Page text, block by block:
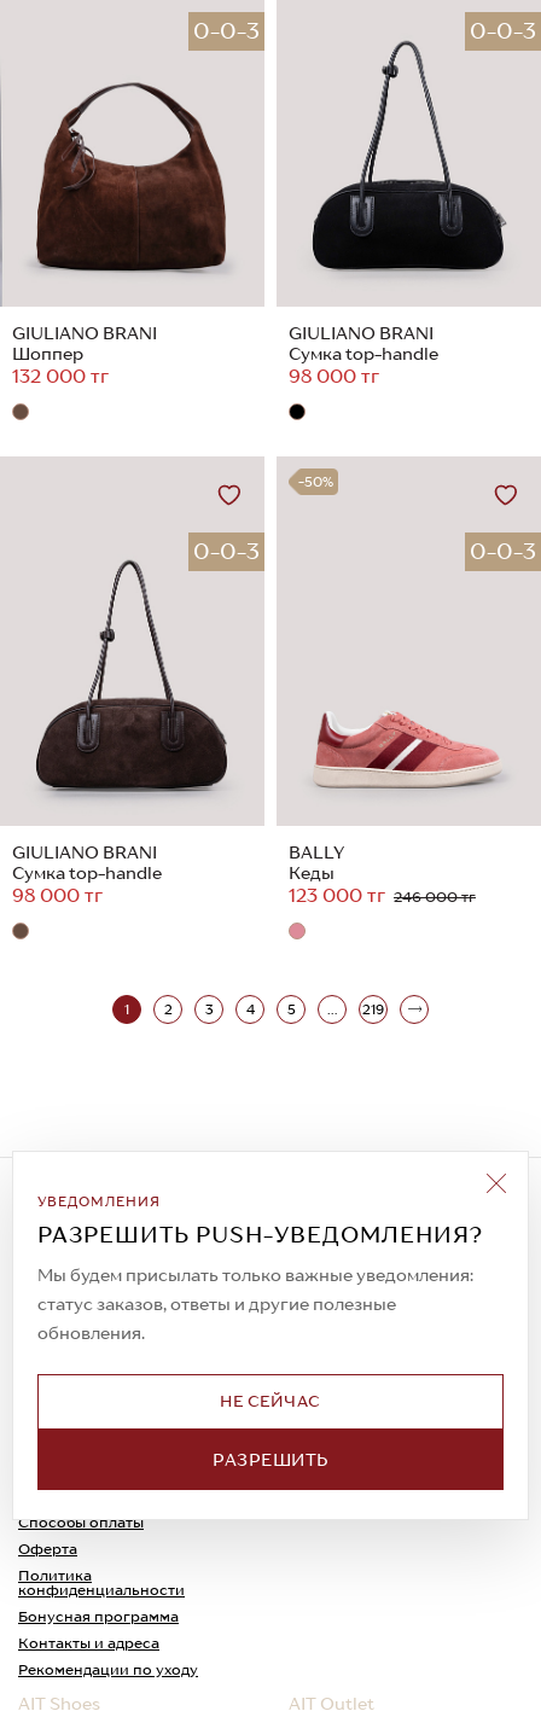
0-0-3
GIULIANO BRANI
Шоппер
132 000 тг
0-0-3
GIULIANO BRANI
Сумка top-handle
98 000 тг
0-0-3
GIULIANO BRANI
Сумка top-handle
98 000 тг
-50%
0-0-3
BALLY
Кеды
123 000 тг 246 000 тг
1 2 3 4 5 ... 219
УВЕДОМЛЕНИЯ
РАЗРЕШИТЬ PUSH-УВЕДОМЛЕНИЯ?
Мы будем присылать только важные уведомления:
статус заказов, ответы и другие полезные
обновления.
НЕ СЕЙЧАС
РАЗРЕШИТЬ
Подписаться на рассылку
Всегда будьте в курсе новых акций и
спецпредложений!
© 2023. AIT Shoes
Все права защищены
Доставка
Способы оплаты
Оферта
Политика
конфиденциальности
Обмен и возврат
Каспи-Ред
Бонусная программа
Контакты и адреса
Рекомендации по уходу
AIT Shoes AIT Outlet